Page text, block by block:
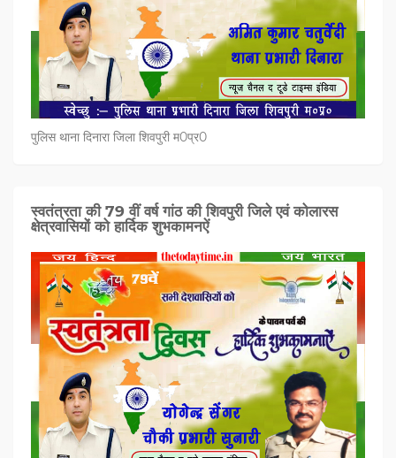
पुलिस थाना दिनारा जिला शिवपुरी म0प्र0
स्वतंत्रता की 79 वीं वर्ष गांठ की शिवपुरी जिले एवं कोलारस
क्षेत्रवासियों को हार्दिक शुभकामनऐं